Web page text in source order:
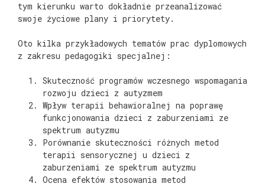
tym kierunku warto dokładnie przeanalizować
swoje życiowe plany i priorytety.
Oto kilka przykładowych tematów prac dyplomowych
z zakresu pedagogiki specjalnej:
Skuteczność programów wczesnego wspomagania
rozwoju dzieci z autyzmem
Wpływ terapii behawioralnej na poprawę
funkcjonowania dzieci z zaburzeniami ze
spektrum autyzmu
Porównanie skuteczności różnych metod
terapii sensorycznej u dzieci z
zaburzeniami ze spektrum autyzmu
Ocena efektów stosowania metod